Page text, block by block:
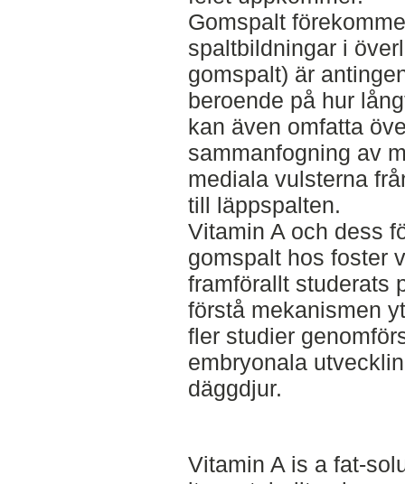
Gomspalt
spaltbildningar i
gomspalt) är
beroende på hur
kan även omfatta
sammanfogning av
mediala vulsterna
till läppspalten.
Vitamin A och dess
gomspalt hos foster
framförallt studerats
förstå mekanismen
fler studier
embryonala
däggdjur.
Vitamin A is a fat-